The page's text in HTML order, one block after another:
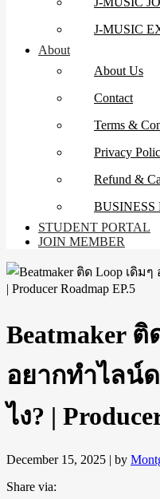
J-MUSIC
About
About Us
Contact
Terms &
Privacy
Refund &
BUSINESS
STUDENT PORTAL
JOIN MEMBER
Beatmaker ติ
อยากทำไลน์
ไง? |
December 15, 2025 | by
Share via: